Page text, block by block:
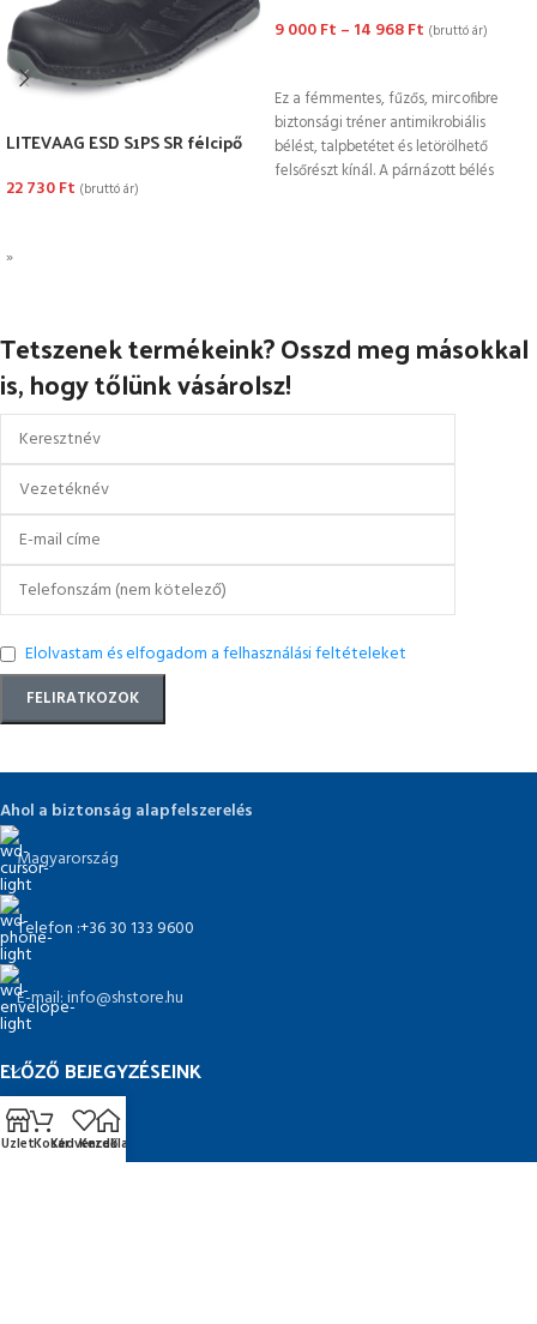
LITEVAAG ESD S1PS SR félcipő
22 730Ft (bruttó ár)
»
9 000Ft – 14 968Ft (bruttó ár)
Ez a fémmentes, fűzős, mircofibre
biztonsági tréner antimikrobiális
bélést, talpbetétet és letörölhető
felsőrészt kínál. A párnázott bélés
Tetszenek termékeink? Osszd meg másokkal
is, hogy tőlünk vásárolsz!
Elolvastam és elfogadom a felhasználási feltételeket
Ahol a biztonság alapfelszerelés
Magyarország
Telefon :+36 30 133 9600
E-mail: info@shstore.hu
ELŐZŐ BEJEGYZÉSEINK
MENÜ
HASZNOS LINKEK
ÜzletKosárKedvencek
Kezdőlap